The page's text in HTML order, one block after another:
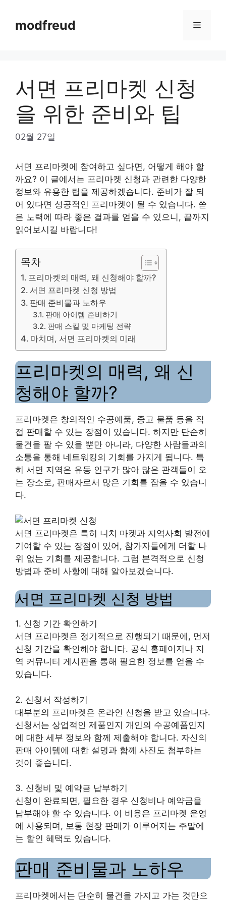
contentmodfreud Menu
서면 프리마켓 신청
을 위한 준비와 팁
02월 27일
서면 프리마켓에 참여하고 싶다면, 어떻게 해야 할
까요? 이 글에서는 프리마켓 신청과 관련한 다양한
정보와 유용한 팁을 제공하겠습니다. 준비가 잘 되
어 있다면 성공적인 프리마켓이 될 수 있습니다. 쏟
은 노력에 따라 좋은 결과를 얻을 수 있으니, 끝까지
읽어보시길 바랍니다!
목차
프리마켓의 매력, 왜 신청해야 할까?
서면 프리마켓 신청 방법
판매 준비물과 노하우
판매 아이템 준비하기
판매 스킬 및 마케팅 전략
마치며, 서면 프리마켓의 미래
프리마켓의 매력, 왜 신
청해야 할까?
프리마켓은 창의적인 수공예품, 중고 물품 등을 직
접 판매할 수 있는 장점이 있습니다. 하지만 단순히
물건을 팔 수 있을 뿐만 아니라, 다양한 사람들과의
소통을 통해 네트워킹의 기회를 가지게 됩니다. 특
히 서면 지역은 유동 인구가 많아 많은 관객들이 오
는 장소로, 판매자로서 많은 기회를 잡을 수 있습니
다.
서면 프리마켓은 특히 니치 마켓과 지역사회 발전에
기여할 수 있는 장점이 있어, 참가자들에게 더할 나
위 없는 기회를 제공합니다. 그럼 본격적으로 신청
방법과 준비 사항에 대해 알아보겠습니다.
서면 프리마켓 신청 방법
1. 신청 기간 확인하기
서면 프리마켓은 정기적으로 진행되기 때문에, 먼저
신청 기간을 확인해야 합니다. 공식 홈페이지나 지
역 커뮤니티 게시판을 통해 필요한 정보를 얻을 수
있습니다.
2. 신청서 작성하기
대부분의 프리마켓은 온라인 신청을 받고 있습니다.
신청서는 상업적인 제품인지 개인의 수공예품인지
에 대한 세부 정보와 함께 제출해야 합니다. 자신의
판매 아이템에 대한 설명과 함께 사진도 첨부하는
것이 좋습니다.
3. 신청비 및 예약금 납부하기
신청이 완료되면, 필요한 경우 신청비나 예약금을
납부해야 할 수 있습니다. 이 비용은 프리마켓 운영
에 사용되며, 보통 현장 판매가 이루어지는 주말에
는 할인 혜택도 있습니다.
판매 준비물과 노하우
프리마켓에서는 단순히 물건을 가지고 가는 것만으